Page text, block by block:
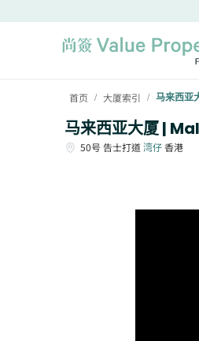
首页 / 大厦索引 / 马来西亚
马来西亚大厦 |
50号 告士打道湾仔香港